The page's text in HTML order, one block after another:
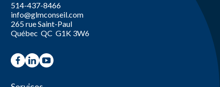
514-437-8466
info@glmconseil.com
265 rue Saint-Paul
Québec QC G1K 3W6